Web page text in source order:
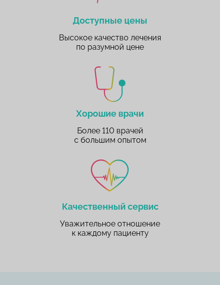
Доступные цены
Высокое качество лечения
по разумной цене
Хорошие врачи
Более 110 врачей
с большим опытом
Качественный сервис
Уважительное отношение
к каждому пациенту